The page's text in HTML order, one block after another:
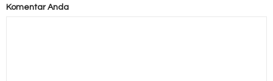
Komentar Anda